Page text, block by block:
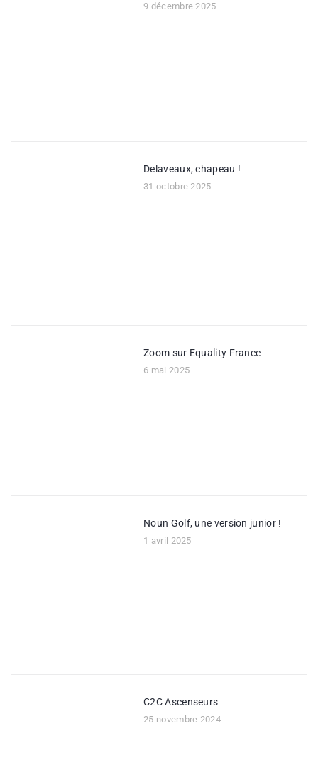
9 décembre 2025
Delaveaux, chapeau !
31 octobre 2025
Zoom sur Equality France
6 mai 2025
Noun Golf, une version junior !
1 avril 2025
C2C Ascenseurs
25 novembre 2024